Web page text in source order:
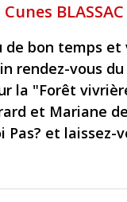
Cunes BLASSAC
de bon temps
rendez-vous
la "Forêt
et Mariane
Pas? et laissez-